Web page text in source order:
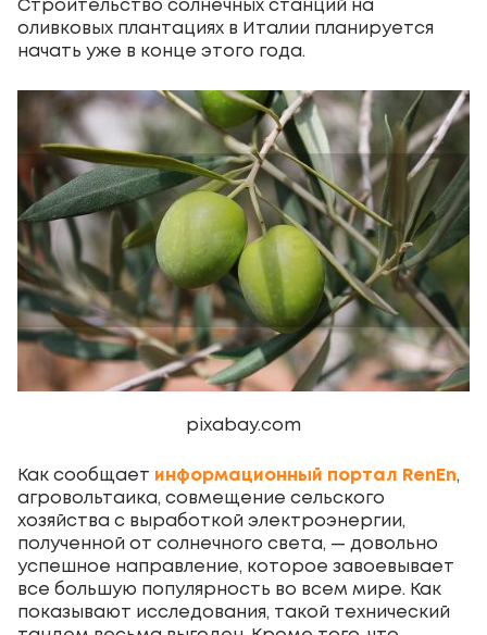
Строительство солнечных станций на
оливковых плантациях в Италии планируется
начать уже в конце этого года.
pixabay.com
Как сообщает информационный портал RenEn,
агровольтаика, совмещение сельского
хозяйства с выработкой электроэнергии,
полученной от солнечного света, — довольно
успешное направление, которое завоевывает
все большую популярность во всем мире. Как
показывают исследования, такой технический